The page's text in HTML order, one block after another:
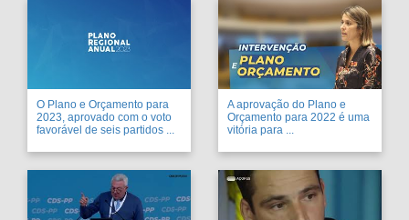
O Plano e Orçamento para
2023, aprovado com o voto
favorável de seis partidos ...
A aprovação do Plano e
Orçamento para 2022 é uma
vitória para ...